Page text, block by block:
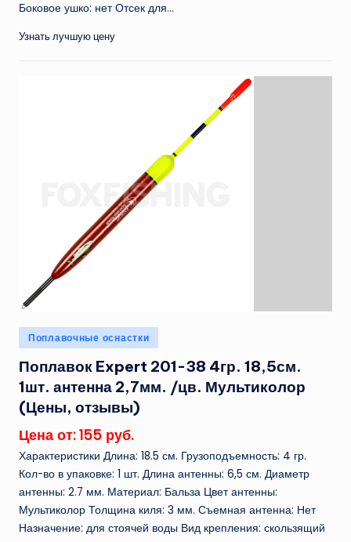
Боковое ушко: нет Отсек для...
Узнать лучшую цену
Опубликовано
в
Поплавочные оснастки
Поплавок Expert 201-38 4гр. 18,5см.
1шт. антенна 2,7мм. /цв. Мультиколор
(Цены, отзывы)
Цена от: 155 руб.
Характеристики Длина: 18.5 см. Грузоподъемность: 4 гр.
Кол-во в упаковке: 1 шт. Длина антенны: 6,5 см. Диаметр
антенны: 2.7 мм. Материал: Бальза Цвет антенны:
Мультиколор Толщина киля: 3 мм. Съемная антенна: Нет
Назначение: для стоячей воды Вид крепления: скользящий